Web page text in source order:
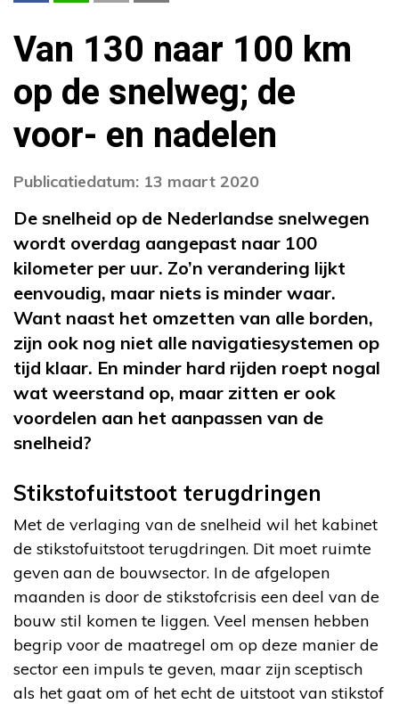
Van 130 naar 100 km
op de snelweg; de
voor- en nadelen
Publicatiedatum: 13 maart 2020
De snelheid op de Nederlandse snelwegen
wordt overdag aangepast naar 100
kilometer per uur. Zo’n verandering lijkt
eenvoudig, maar niets is minder waar.
Want naast het omzetten van alle borden,
zijn ook nog niet alle navigatiesystemen op
tijd klaar. En minder hard rijden roept nogal
wat weerstand op, maar zitten er ook
voordelen aan het aanpassen van de
snelheid?
Stikstofuitstoot terugdringen
Met de verlaging van de snelheid wil het kabinet
de stikstofuitstoot terugdringen. Dit moet ruimte
geven aan de bouwsector. In de afgelopen
maanden is door de stikstofcrisis een deel van de
bouw stil komen te liggen. Veel mensen hebben
begrip voor de maatregel om op deze manier de
sector een impuls te geven, maar zijn sceptisch
als het gaat om of het echt de uitstoot van stikstof